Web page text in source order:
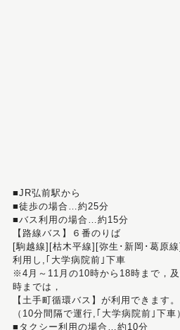
■JR弘前駅から
■徒歩の場合…約25分
■バス利用の場合…約15分
【路線バス】６番のりば
[駒越線][枯木平線][弥生･新岡･葛原
利用し,｢大学病院前｣下車
※4月～11月の10時から18時まで，
時までは，
【土手町循環バス】が利用できます。
（10分間隔で運行,｢大学病院前｣下車
■タクシー利用の場合…約10分